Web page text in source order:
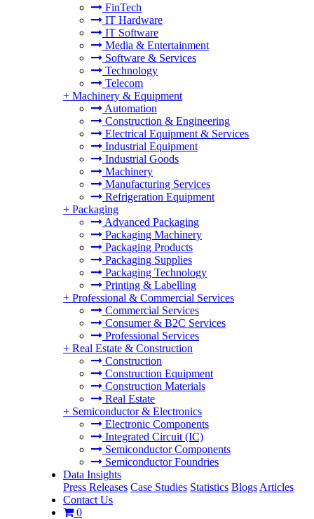
FinTech
IT Hardware
IT Software
Media & Entertainment
Software & Services
Technology
Telecom
+ Machinery & Equipment
Automation
Construction & Engineering
Electrical Equipment & Services
Industrial Equipment
Industrial Goods
Machinery
Manufacturing Services
Refrigeration Equipment
+ Packaging
Advanced Packaging
Packaging Machinery
Packaging Products
Packaging Supplies
Packaging Technology
Printing & Labelling
+ Professional & Commercial Services
Commercial Services
Consumer & B2C Services
Professional Services
+ Real Estate & Construction
Construction
Construction Equipment
Construction Materials
Real Estate
+ Semiconductor & Electronics
Electronic Components
Integrated Circuit (IC)
Semiconductor Components
Semiconductor Foundries
Data Insights
Press Releases Case Studies Statistics Blogs Articles
Contact Us
0